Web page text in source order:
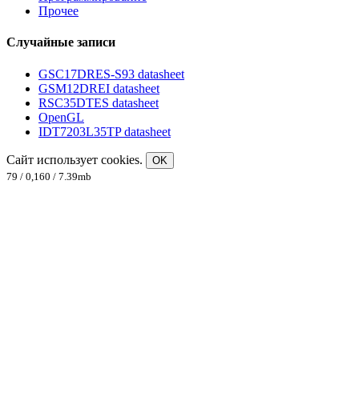
Прочее
Случайные записи
GSC17DRES-S93 datasheet
GSM12DREI datasheet
RSC35DTES datasheet
OpenGL
IDT7203L35TP datasheet
Сайт использует cookies.
OK
79 / 0,160 / 7.39mb